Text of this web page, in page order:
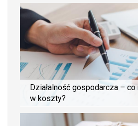
Działalność gospodarcza –
w koszty?